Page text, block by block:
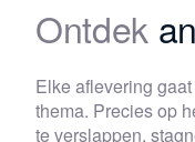
Ontdek
Elke aflevering
thema. Precies op
te verslappen,